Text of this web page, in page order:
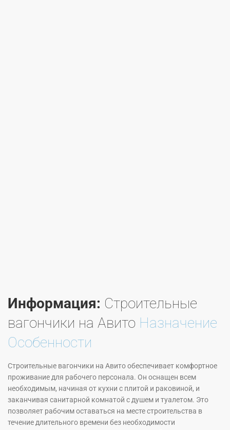
Информация: Строительные
вагончики на Авито Назначение
Особенности
Строительные вагончики на Авито обеспечивает комфортное
проживание для рабочего персонала. Он оснащен всем
необходимым, начиная от кухни с плитой и раковиной, и
заканчивая санитарной комнатой с душем и туалетом. Это
позволяет рабочим оставаться на месте строительства в
течение длительного времени без необходимости